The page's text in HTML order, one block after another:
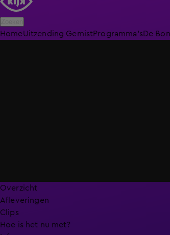
HomeUitzending GemistProgramma'sDe
Overzicht
Afleveringen
Clips
Hoe is het nu met?